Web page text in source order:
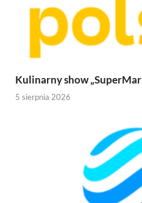
Kulinarny show
5 sierpnia 2026